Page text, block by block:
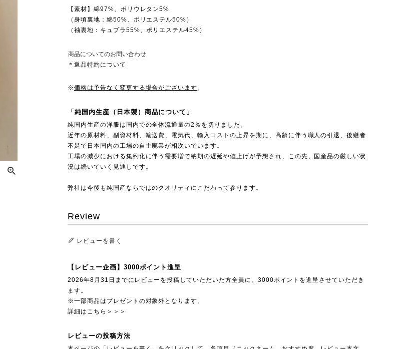
【素材】綿97%、ポリウレタン5%
（身頃裏地：綿50%、ポリエステル50%）
（袖裏地：キュプラ55%、ポリエステル45%）
商品についてのお問い合わせ
＊返品特約について
※価格は予告なく変更する場合がございます 。
「純国内生産（日本製）商品について」
純国内生産の洋服は国内での全体流通量の2％を切りました。
近年の原材料、副資材料、輸送費、電気代、輸入コストの上昇を期に、高齢に伴う職人の引退、後継者
不足で日本国内の工場の自主廃業が相次いでいます。
工場の減少における集約化に伴う需要増で納期の遅延や値上げが予想され、この先、国産品の厳しい状
況は続いていく見通しです。
弊社は今後も純国産ならではのクオリティにこだわって参ります。
Review
レビューを書く
【レビュー企画】3000ポイント進呈
2026年8月31日までにレビューを投稿していただいた方全員に、3000ポイントを進呈させていただき
ます。
※一部商品はプレゼントの対象外となります。
詳細はこちら＞＞＞
レビューの投稿方法